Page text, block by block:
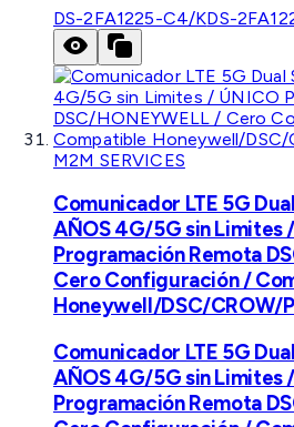
DS-2FA1225-C4/KDS-
M2M SERVICES
Comunicador LTE 5G
AÑOS 4G/5G sin Limites
Programación Remota
Cero Configuración /
Honeywell/DSC/CROW/
Comunicador LTE 5G
AÑOS 4G/5G sin Limites
Programación Remota